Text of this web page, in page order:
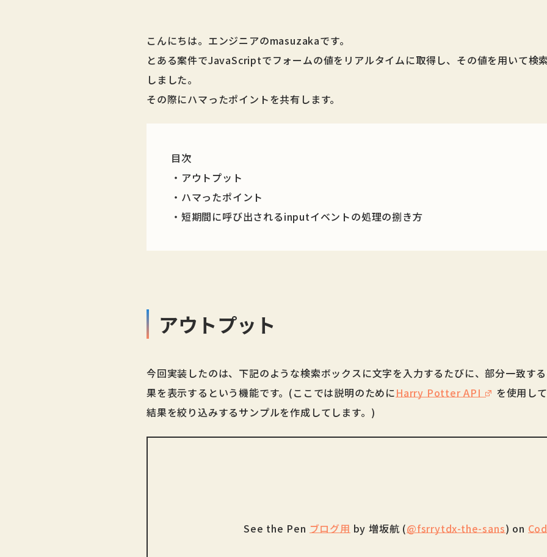
こんにちは。エンジニアのmasuzakaです。
とある案件でJavaScriptでフォームの値をリアルタイムに取得し、その値を用いて検
しました。
その際にハマったポイントを共有します。
目次
・アウトプット
・ハマったポイント
・短期間に呼び出されるinputイベントの処理の捌き方
アウトプット
今回実装したのは、下記のような検索ボックスに文字を入力するたびに、部分一致す
果を表示するという機能です。(ここでは説明のためにHarry Potter API
を使用し
結果を絞り込みするサンプルを作成してします。)
See the Pen ブログ用 by 増坂航 (@fsrrytdx-the-sans) on